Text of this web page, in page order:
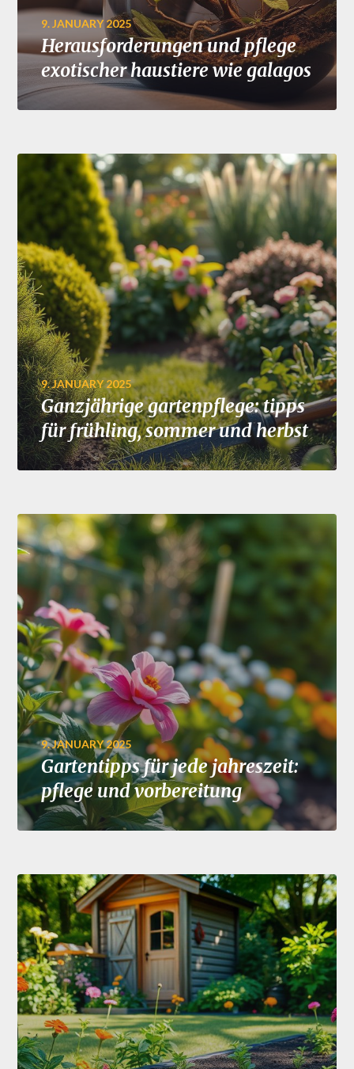
9. JANUARY 2025
Herausforderungen und pflege
exotischer haustiere wie galagos
9. JANUARY 2025
Ganzjährige gartenpflege: tipps
für frühling, sommer und herbst
9. JANUARY 2025
Gartentipps für jede jahreszeit:
pflege und vorbereitung